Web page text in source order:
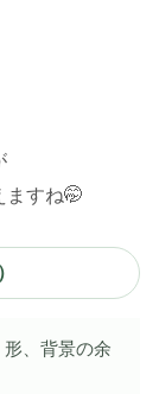
ますね🤭
、背景の余